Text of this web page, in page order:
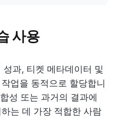
사용
과, 티켓 메타데이터 및
업을 동적으로 할당합니
성 또는 과거의 결과에
는 데 가장 적합한 사람